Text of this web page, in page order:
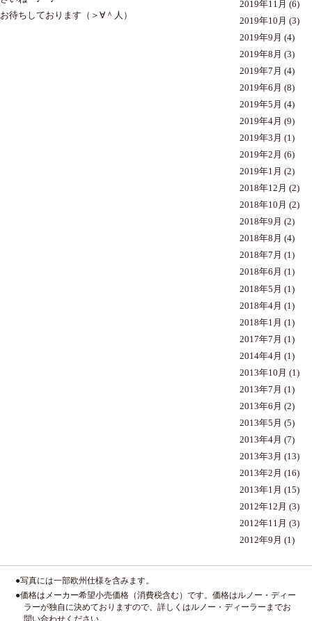
お待ちしております（＞∀＾人）
2019年11月 (6)
2019年10月 (3)
2019年9月 (4)
2019年8月 (3)
2019年7月 (4)
2019年6月 (8)
2019年5月 (4)
2019年4月 (9)
2019年3月 (1)
2019年2月 (6)
2019年1月 (2)
2018年12月 (2)
2018年10月 (2)
2018年9月 (2)
2018年8月 (4)
2018年7月 (1)
2018年6月 (1)
2018年5月 (1)
2018年4月 (1)
2018年1月 (1)
2017年7月 (1)
2014年4月 (1)
2013年10月 (1)
2013年7月 (1)
2013年6月 (2)
2013年5月 (5)
2013年4月 (7)
2013年3月 (13)
2013年2月 (16)
2013年1月 (15)
2012年12月 (3)
2012年11月 (3)
2012年9月 (1)
●写真には一部欧州仕様を含みます。
●価格はメーカー希望小売価格（消費税含む）です。価格はルノー・ディー
ラーが独自に決めておりますので、詳しくはルノー・ディーラーまでお
問い合わせください。